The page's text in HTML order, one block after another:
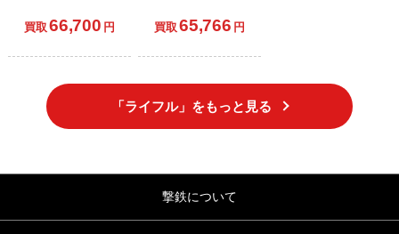
鬼胡桃銃床仕様(お
ょうしよう) (18歳
買取 66,700 円
様(おにぐるみじゅ
(18歳以上専用)
買取 65,766 円
「ライフル」をもっと見る
撃鉄について